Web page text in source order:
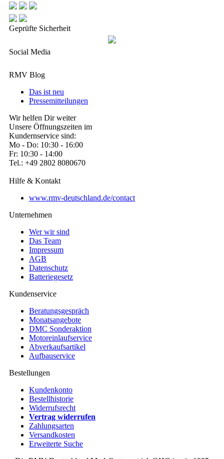
Geprüfte Sicherheit
Social Media
RMV Blog
Das ist neu
Pressemitteilungen
Wir helfen Dir weiter
Unsere Öffnungszeiten im
Kundernservice sind:
Mo - Do: 10:30 - 16:00
Fr: 10:30 - 14:00
Tel.: +49 2802 8080670
Hilfe & Kontakt
www.rmv-deutschland.de/contact
Unternehmen
Wer wir sind
Das Team
Impressum
AGB
Datenschutz
Batteriegesetz
Kundenservice
Beratungsgespräch
Monatsangebote
DMC Sonderaktion
Motoreinlaufservice
Abverkaufsartikel
Aufbauservice
Bestellungen
Kundenkonto
Bestellhistorie
Widerrufsrecht
Vertrag widerrufen
Zahlungsarten
Versandkosten
Erweiterte Suche